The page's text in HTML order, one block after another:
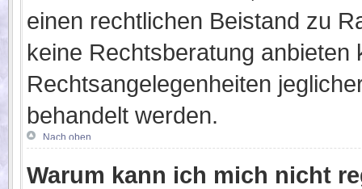
einen rechtlichen Beistand zu
keine Rechtsberatung anbieten
Rechtsangelegenheiten
behandelt werden.
Nach oben
Warum kann ich mich nicht